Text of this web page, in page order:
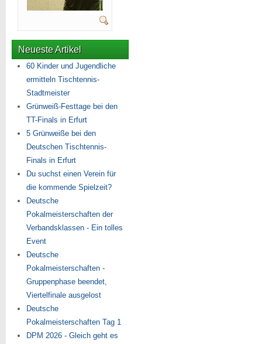
Neueste Artikel
60 Kinder und Jugendliche
ermitteln Tischtennis-
Stadtmeister
Grünweiß-Festtage bei den
TT-Finals in Erfurt
5 Grünweiße bei den
Deutschen Tischtennis-
Finals in Erfurt
Du suchst einen Verein für
die kommende Spielzeit?
Deutsche
Pokalmeisterschaften der
Verbandsklassen - Ein tolles
Event
Deutsche
Pokalmeisterschaften -
Gruppenphase beendet,
Viertelfinale ausgelost
Deutsche
Pokalmeisterschaften Tag 1
DPM 2026 - Gleich geht es